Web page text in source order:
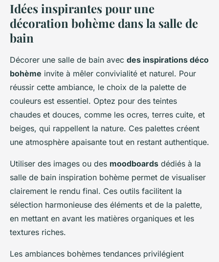
Réinventez votre salle de bain
grâce à des idées déco
bohèmes uniques et
inspirantes
Idées inspirantes pour une
décoration bohème dans la salle de
bain
Décorer une salle de bain avec des inspirations déco
bohème invite à mêler convivialité et naturel. Pour
réussir cette ambiance, le choix de la palette de
couleurs est essentiel. Optez pour des teintes
chaudes et douces, comme les ocres, terres cuite, et
beiges, qui rappellent la nature. Ces palettes créent
une atmosphère apaisante tout en restant authentique.
Utiliser des images ou des moodboards dédiés à la
salle de bain inspiration bohème permet de visualiser
clairement le rendu final. Ces outils facilitent la
sélection harmonieuse des éléments et de la palette,
en mettant en avant les matières organiques et les
textures riches.
Les ambiances bohèmes tendances privilégient